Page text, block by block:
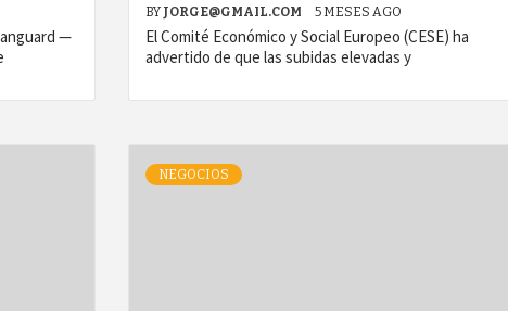
—
BY JORGE@GMAIL.COM 5 MESES AGO
El Comité Económico y Social Europeo (CESE) ha
advertido de que las subidas elevadas y
NEGOCIOS